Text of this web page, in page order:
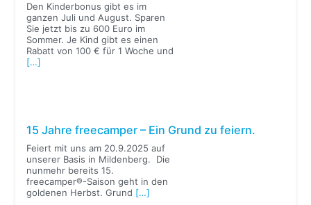
Den Kinderbonus gibt es im
ganzen Juli und August. Sparen
Sie jetzt bis zu 600 Euro im
Sommer. Je Kind gibt es einen
Rabatt von 100 € für 1 Woche und
[…]
15 Jahre freecamper – Ein Grund zu feiern.
Feiert mit uns am 20.9.2025 auf
unserer Basis in Mildenberg. Die
nunmehr bereits 15.
freecamper®-Saison geht in den
goldenen Herbst. Grund […]